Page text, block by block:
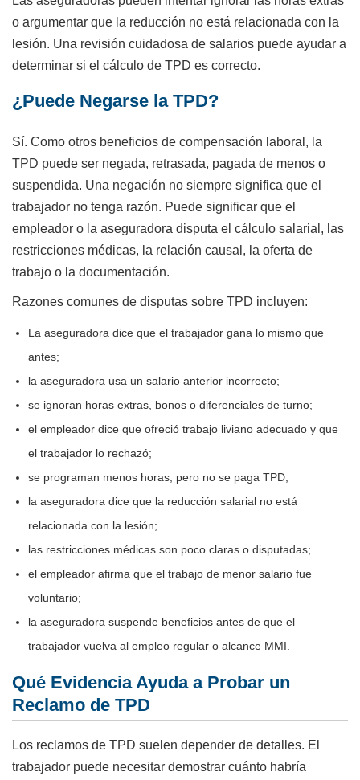
o argumentar que la reducción no está relacionada con la
lesión. Una revisión cuidadosa de salarios puede ayudar a
determinar si el cálculo de TPD es correcto.
¿Puede Negarse la TPD?
Sí. Como otros beneficios de compensación laboral, la
TPD puede ser negada, retrasada, pagada de menos o
suspendida. Una negación no siempre significa que el
trabajador no tenga razón. Puede significar que el
empleador o la aseguradora disputa el cálculo salarial, las
restricciones médicas, la relación causal, la oferta de
trabajo o la documentación.
Razones comunes de disputas sobre TPD incluyen:
La aseguradora dice que el trabajador gana lo mismo que
antes;
la aseguradora usa un salario anterior incorrecto;
se ignoran horas extras, bonos o diferenciales de turno;
el empleador dice que ofreció trabajo liviano adecuado y que
el trabajador lo rechazó;
se programan menos horas, pero no se paga TPD;
la aseguradora dice que la reducción salarial no está
relacionada con la lesión;
las restricciones médicas son poco claras o disputadas;
el empleador afirma que el trabajo de menor salario fue
voluntario;
la aseguradora suspende beneficios antes de que el
trabajador vuelva al empleo regular o alcance MMI.
Qué Evidencia Ayuda a Probar un
Reclamo de TPD
Los reclamos de TPD suelen depender de detalles. El
trabajador puede necesitar demostrar cuánto habría